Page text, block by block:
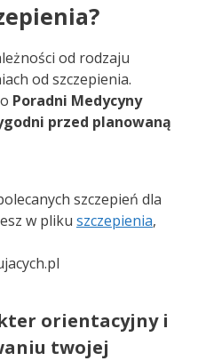
od rodzaju
od szczepienia.
Poradni Medycyny
przed planowaną
szczepień dla
w pliku szczepienia,
orientacyjny i
twojej